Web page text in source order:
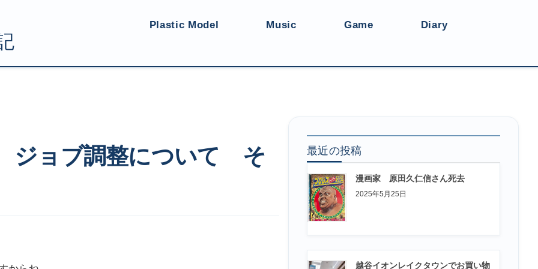
Plastic Model Music Game Diary
ジョブ調整について そ 最近の投稿
漫画家 原田久仁信さん死去
2025年5月25日
越谷イオンレイクタウンでお買い物